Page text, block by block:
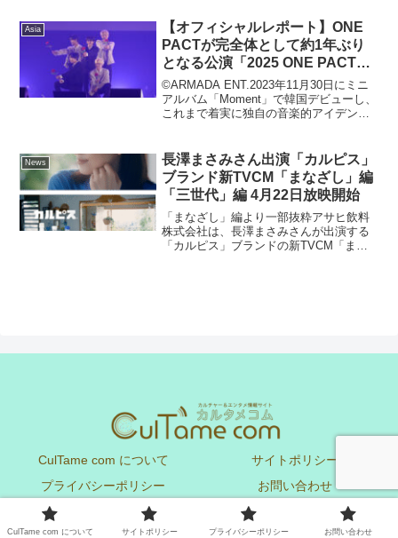
の社会的責任活動の取り組みとして、F...
Asia
【オフィシャルレポート】ONE
PACTが完全体として約1年ぶり
となる公演「2025 ONE PACT
HALL LIVE IN JAPAN :
Outshine the Horizon」を開催！
第５世代の自主制作K-POPグルー
©ARMADA ENT.2023年11月30日にミニ
アルバム「Moment」で韓国デビューし、
これまで着実に独自の音楽的アイデンテ
ンパクト)が、3月28日（金）...
News
長澤まさみさん出演「カルピス」
ブランド新TVCM「まなざし」編
「三世代」編 4月22日放映開始
「まなざし」編より一部抜粋アサヒ飲料
株式会社は、長澤まさみさんが出演する
「カルピス」ブランドの新TVCM「まな
CulTame com について
サイトポリシー
プライバシーポリシー
お問い合わせ
Copyright © CulTame com All Rights Reserved.
CulTame com について サイトポリシー プライバシーポリシー お問い合わせ